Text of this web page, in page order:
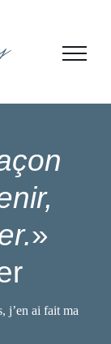
»
j’en ai fait ma